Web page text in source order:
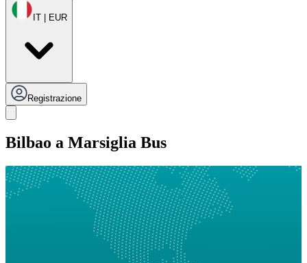
IT | EUR
Registrazione
Bilbao a Marsiglia Bus